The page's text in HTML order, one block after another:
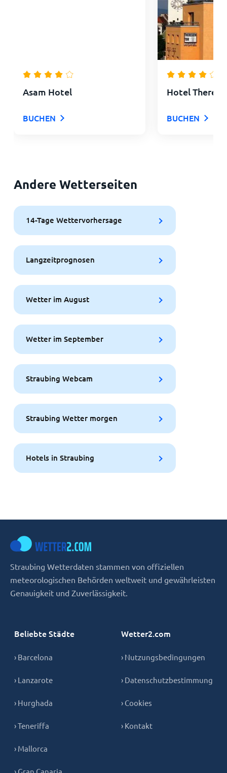
Asam Hotel
BUCHEN
Hotel
BUCHEN
Andere Wetterseiten
14-Tage Wettervorhersage
Langzeitprognosen
Wetter im August
Wetter im September
Straubing Webcam
Straubing Wetter morgen
Hotels in Straubing
Straubing Wetterdaten stammen von offiziellen
meteorologischen Behörden weltweit und gewährleisten
Genauigkeit und Zuverlässigkeit.
Beliebte Städte
› Barcelona
› Lanzarote
› Hurghada
› Teneriffa
› Mallorca
› Gran Canaria
Wetter2.com
› Nutzungsbedingungen
› Datenschutzbestimmung
› Cookies
› Kontakt